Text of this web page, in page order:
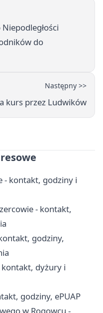
do
Następny >>
kurs przez Ludwików
- kontakt, godziny i
- kontakt,
godziny,
kontakt, dyżury i
godziny, ePUAP
w Rogowcu -